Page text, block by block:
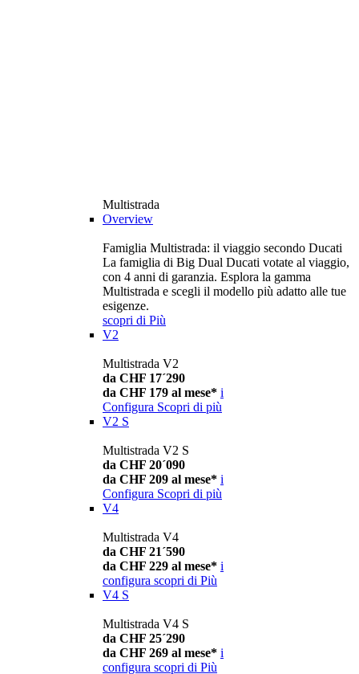
Multistrada
Overview
Famiglia Multistrada: il viaggio secondo Ducati
La famiglia di Big Dual Ducati votate al viaggio,
con 4 anni di garanzia. Esplora la gamma
Multistrada e scegli il modello più adatto alle tue
esigenze.
scopri di Più
V2
Multistrada V2
da CHF 17´290
da CHF 179 al mese* i
Configura Scopri di più
V2 S
Multistrada V2 S
da CHF 20´090
da CHF 209 al mese* i
Configura Scopri di più
V4
Multistrada V4
da CHF 21´590
da CHF 229 al mese* i
configura scopri di Più
V4 S
Multistrada V4 S
da CHF 25´290
da CHF 269 al mese* i
configura scopri di Più